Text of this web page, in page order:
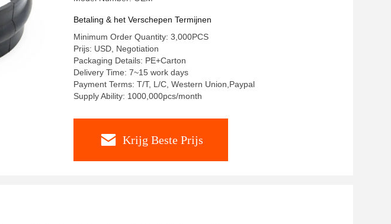
Betaling & het Verschepen Termijnen
Minimum Order Quantity: 3,000PCS
Prijs: USD, Negotiation
Packaging Details: PE+Carton
Delivery Time: 7~15 work days
Payment Terms: T/T, L/C, Western Union,Paypal
Supply Ability: 1000,000pcs/month
Krijg Beste Prijs